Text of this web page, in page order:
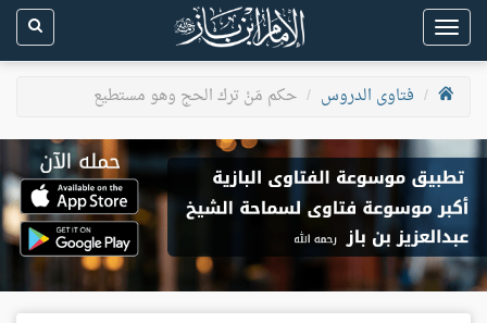
Toggle
navigation
فتاوى الدروس
حكم مَنْ ترك الحج وهو مستطيع